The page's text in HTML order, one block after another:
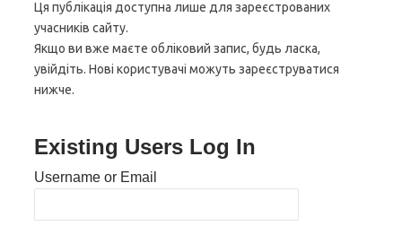
Ця публікація доступна лише для зареєстрованих
учасників сайту.
Якщо ви вже маєте обліковий запис, будь ласка,
увійдіть. Нові користувачі можуть зареєструватися
нижче.
Existing Users Log In
Username or Email